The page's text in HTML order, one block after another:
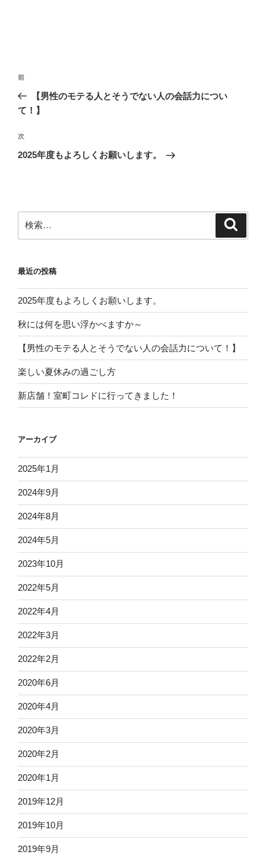
投
ナ
ゲ
ー
前
の
投
前
【男性のモテる人とそうでない人の会話力につい
て！】
次
の
次
2025年度もよろしくお願いします。
索:
最近の投稿
2025年度もよろしくお願いします。
秋には何を思い浮かべますか～
【男性のモテる人とそうでない人の会話力について！】
楽しい夏休みの過ごし方
新店舗！室町コレドに行ってきました！
アーカイブ
2025年1月
2024年9月
2024年8月
2024年5月
2023年10月
2022年5月
2022年4月
2022年3月
2022年2月
2020年6月
2020年4月
2020年3月
2020年2月
2020年1月
2019年12月
2019年10月
2019年9月